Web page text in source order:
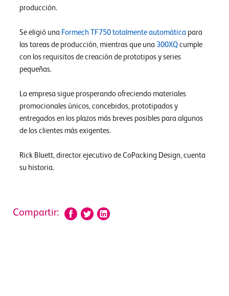
producción.
Se eligió una Formech TF750 totalmente automática para
las tareas de producción, mientras que una 300XQ cumple
con los requisitos de creación de prototipos y series
pequeñas.
La empresa sigue prosperando ofreciendo materiales
promocionales únicos, concebidos, prototipados y
entregados en los plazos más breves posibles para algunos
de los clientes más exigentes.
Rick Bluett, director ejecutivo de CoPacking Design, cuenta
su historia.
Compartir: